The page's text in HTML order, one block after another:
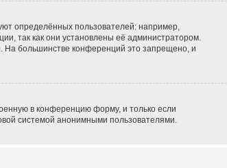
определённых пользователей: например,
так как они установлены её администратором.
На большинстве конференций это запрещено, и
в конференцию форму, и только если
системой анонимными пользователями.